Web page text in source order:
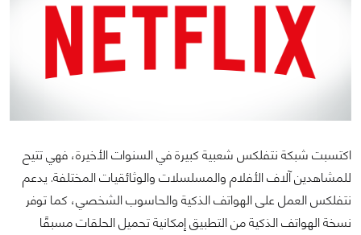
اكتسبت شبكة نتفلكس شعبية كبيرة في السنوات الأخيرة، فهي تتيح
للمشاهدين آلاف الأفلام والمسلسلات والوثائقيات المختلفة. يدعم
نتفلكس العمل على الهواتف الذكية والحاسوب الشخصي، كما توفر
نسخة الهواتف الذكية من التطبيق إمكانية تحميل الحلقات مسبقًا